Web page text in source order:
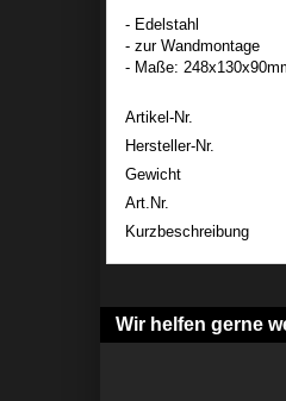
- Edelstahl
- zur Wandmontage
- Maße:
Artikel-Nr.
Hersteller-Nr.
Gewicht
Art.Nr.
Kurzbeschreibung
Wir helfen gerne